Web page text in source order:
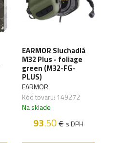
EARMOR Sluchadlá
M32 Plus - foliage
green (M32-FG-
PLUS)
EARMOR
Kód tovaru: 149272
Na sklade
93.50€ s DPH